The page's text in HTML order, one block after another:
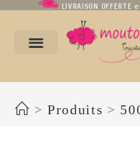
LIVRAISON
> Produits >